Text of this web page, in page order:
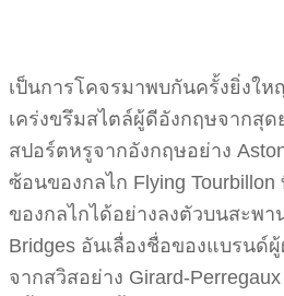
เป็นการโคจรมาพบกันครั้งยิ่งให
เคร่งขรึมสไตล์ผู้ดีอังกฤษจากสุ
สปอร์ตหรูจากอังกฤษอย่าง
ซ้อนของกลไก Flying
ของกลไกได้อย่างลงตัวบนสะพ
Bridges อันเลื่องชื่อของแบรนด์
จากสวิสอย่าง Girard-